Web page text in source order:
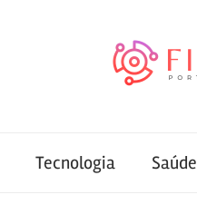
Tecnologia Saúde